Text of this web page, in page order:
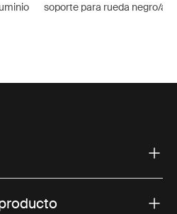
soporte para rueda negro/